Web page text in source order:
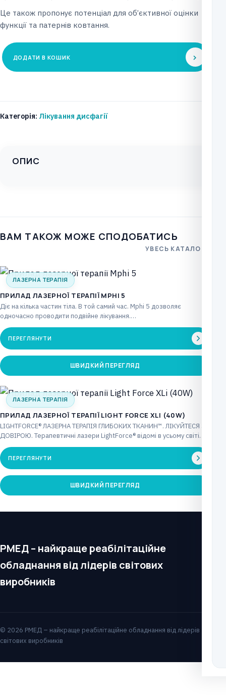
Це також пропонує потенціал для об’єктивної оцінки
функції та патернів ковтання.
Електротерапевтична
Plus
ДОДАТИ В КОШИК
Категорія: Лікування дисфагії
ОПИС
ВАМ ТАКОЖ МОЖЕ СПОДОБАТИСЬ
УВЕСЬ КАТАЛОГ
ЛАЗЕРНА ТЕРАПІЯ
ПРИЛАД ЛАЗЕРНОЇ ТЕРАПІЇ MPHI 5
Діє на кілька частин тіла. В той самий час. Mphi 5 дозволяє
одночасно проводити подвійне лікування.…
ПЕРЕГЛЯНУТИ
ШВИДКИЙ ПЕРЕГЛЯД
ЛАЗЕРНА ТЕРАПІЯ
ПРИЛАД ЛАЗЕРНОЇ ТЕРАПІЇ LIGHT FORCE XLI (40W)
LIGHTFORCE® ЛАЗЕРНА ТЕРАПІЯ ГЛИБОКИХ ТКАНИН™. ЛІКУЙТЕСЯ З
ДОВІРОЮ. Терапевтичні лазери LightForce® відомі в усьому світі
інноваційними…
ПЕРЕГЛЯНУТИ
ШВИДКИЙ ПЕРЕГЛЯД
РМЕД – найкраще реабілітаційне
обладнання від лідерів світових
виробників
© 2026 РМЕД – найкраще реабілітаційне обладнання від лідерів
світових виробників